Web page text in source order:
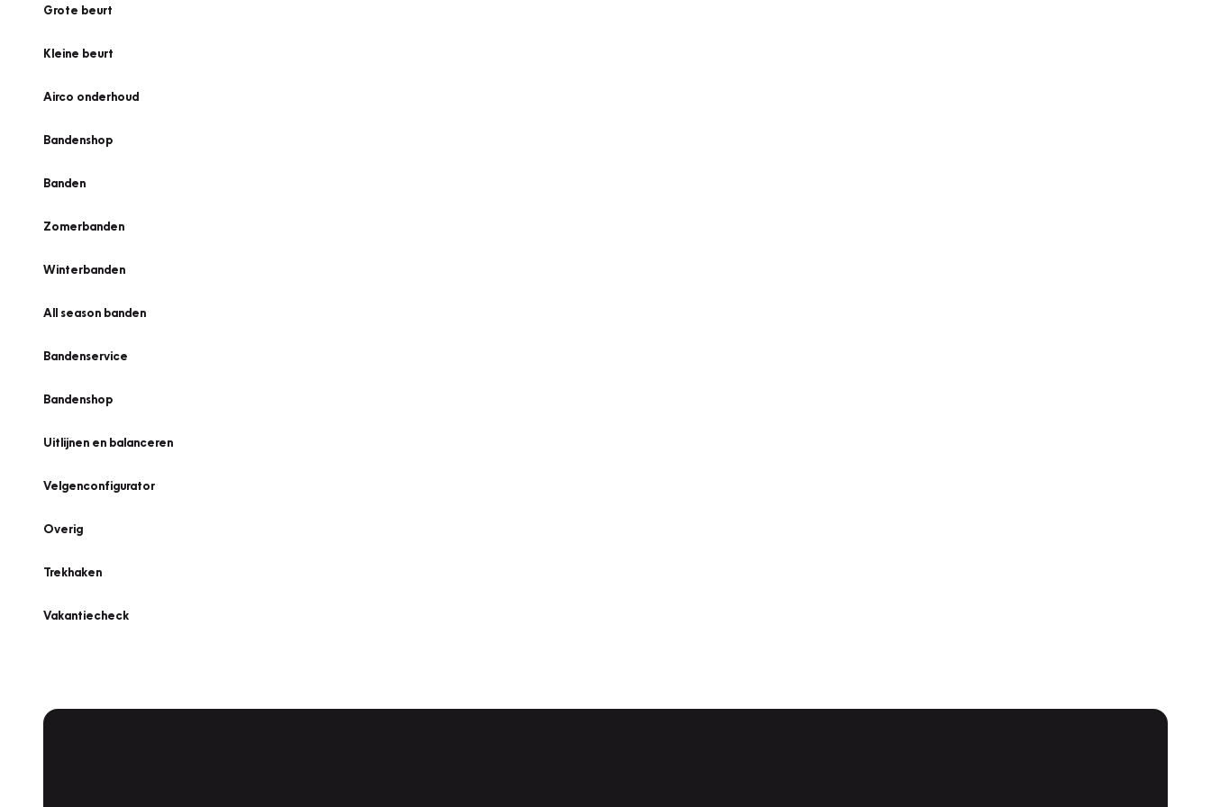
Grote beurt
Kleine beurt
Airco onderhoud
Bandenshop
Banden
Zomerbanden
Winterbanden
All season banden
Bandenservice
Bandenshop
Uitlijnen en balanceren
Velgenconfigurator
Overig
Trekhaken
Vakantiecheck